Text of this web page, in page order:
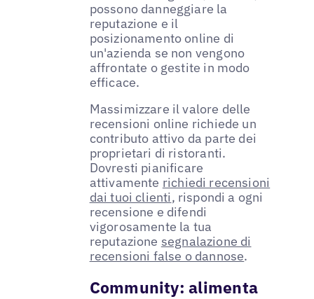
possono danneggiare la
reputazione e il
posizionamento online di
un'azienda se non vengono
affrontate o gestite in modo
efficace.
Massimizzare il valore delle
recensioni online richiede un
contributo attivo da parte dei
proprietari di ristoranti.
Dovresti pianificare
attivamente richiedi recensioni
dai tuoi clienti, rispondi a ogni
recensione e difendi
vigorosamente la tua
reputazione segnalazione di
recensioni false o dannose.
Community: alimenta